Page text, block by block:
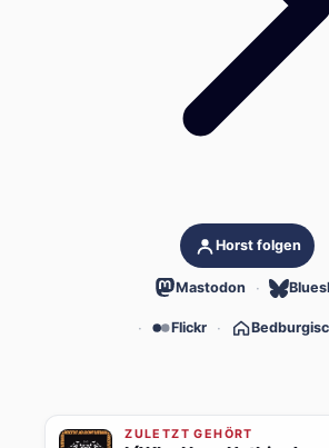
Horst folgen
Mastodon
Flickr
ZULETZT GEHÖRT